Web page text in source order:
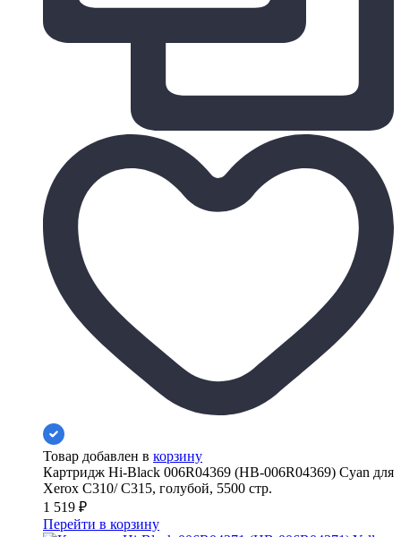
Товар добавлен в корзину
Картридж Hi-Black 006R04369 (HB-006R04369) Cyan для
Xerox C310/ C315, голубой, 5500 стр.
1 519 ₽
Перейти в корзину